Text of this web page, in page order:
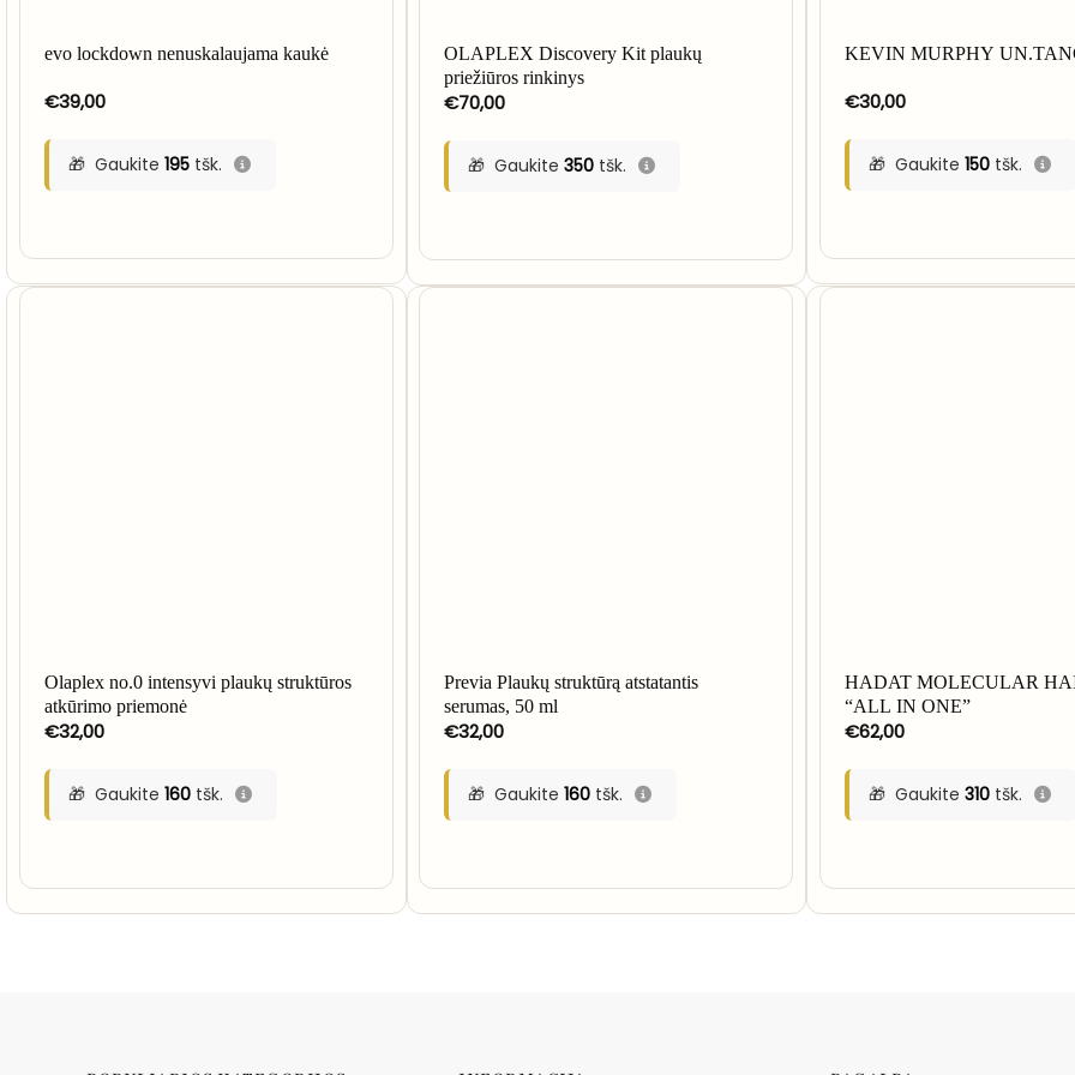
evo lockdown nenuskalaujama kaukė
€39,00
Gaukite 195tšk.
OLAPLEX Discovery Kit plaukų
priežiūros rinkinys
€70,00
Gaukite350 tšk.
KEVIN MURPHY
€30,00
Gaukite 150tšk.
Olaplex no.0 intensyvi plaukų struktūros
atkūrimo priemonė
€32,00
Gaukite 160tšk.
Previa Plaukų struktūrą atstatantis
serumas, 50 ml
€32,00
Gaukite160 tšk.
HADAT MOLECULAR
“ALL IN ONE”
€62,00
Gaukite 310tšk.